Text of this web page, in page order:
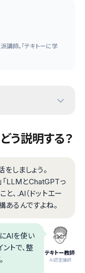
師。「テキトーに学
う説明する？
しましょう。
「LLMとChatGPTっ
と、.AI（ドットエー
あるんですよね。
テキトー教師
.AI認定講師
AIを使い
トで、整